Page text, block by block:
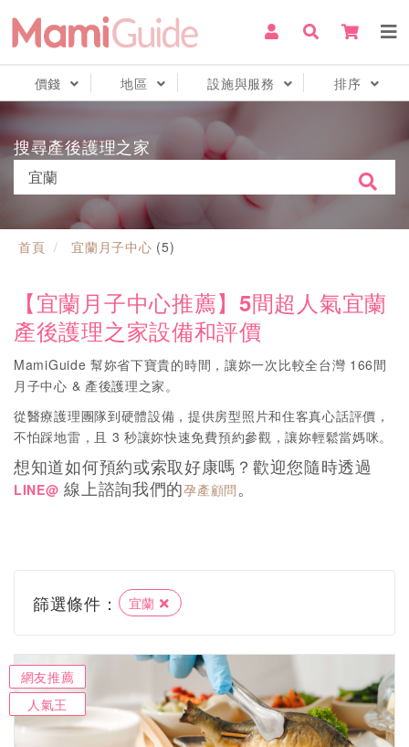
價錢 地區 設施與服務 排序
搜尋產後護理之家
首頁 宜蘭月子中心 (5)
【宜蘭月子中心推薦】5間超人氣宜蘭
產後護理之家設備和評價
MamiGuide 幫妳省下寶貴的時間，讓妳一次比較全台灣 166間
月子中心 & 產後護理之家。
從醫療護理團隊到硬體設備，提供房型照片和住客真心話評價，
不怕踩地雷，且 3 秒讓妳快速免費預約參觀，讓妳輕鬆當媽咪。
想知道如何預約或索取好康嗎？歡迎您隨時透過
LINE@ 線上諮詢我們的孕產顧問 。
篩選條件： 宜蘭
網友推薦
人氣王